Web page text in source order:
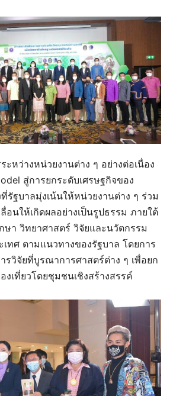
หว่างหน่วยงานต่าง ๆ อย่างต่อเนื่อง
สู่การยกระดับเศรษฐกิจของ
รัฐบาลมุ่งเน้นให้หน่วยงานต่าง ๆ ร่วม
อนให้เกิดผลอย่างเป็นรูปธรรม ภายใต้
ษา วิทยาศาสตร์ วิจัยและนวัตกรรม
ทศ ตามแนวทางของรัฐบาล โดยการ
รวิจัยที่บูรณาการศาสตร์ต่าง ๆ เพื่อยก
เที่ยวโดยชุมชนเชิงสร้างสรรค์